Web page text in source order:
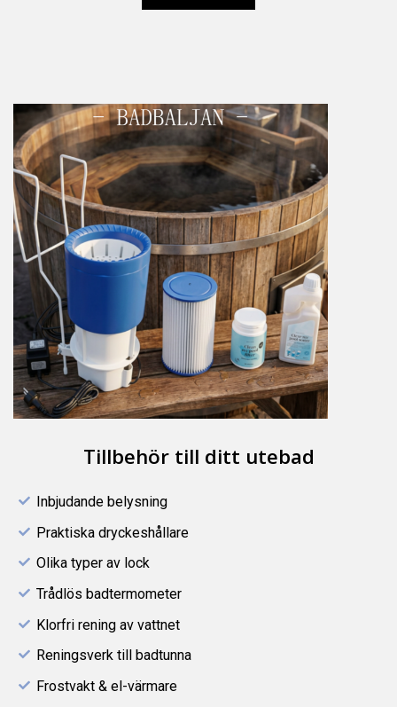
Tillbehör till ditt utebad
Inbjudande belysning
Praktiska dryckeshållare
Olika typer av lock
Trådlös badtermometer
Klorfri rening av vattnet
Reningsverk till badtunna
Frostvakt & el-värmare